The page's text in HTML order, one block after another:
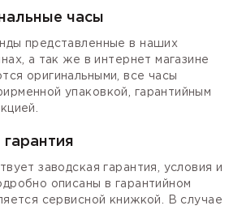
часы
представленные в наших
а так же в интернет магазине
оригинальными, все часы
упаковкой, гарантийным
заводская гарантия, условия и
описаны в гарантийном
сервисной книжкой. В случае